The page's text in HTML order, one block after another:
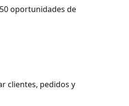
oportunidades de
clientes, pedidos y